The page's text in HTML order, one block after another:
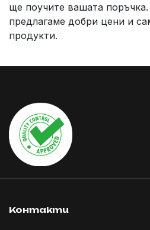
ще поучите вашата
предлагаме добри цени и
продукти.
Контакти